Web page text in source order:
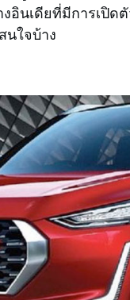
อินเดียที่มีการเปิด
นใจบ้าง